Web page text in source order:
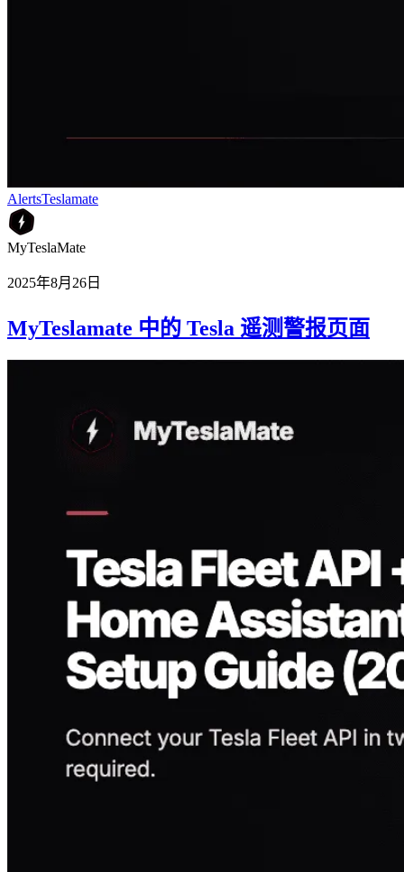
AlertsTeslamate
MyTeslaMate
2025年8月26日
MyTeslamate 中的 Tesla 遥测警报页面